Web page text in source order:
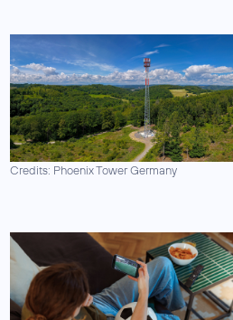
Credits: Phoenix Tower Germany